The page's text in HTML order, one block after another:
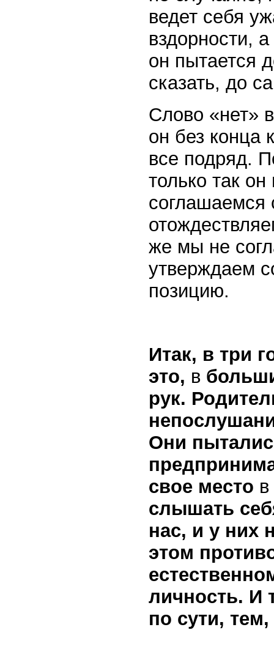
ведет себя
вздорности,
он пытается
сказать, до
Слово «нет»
он без конца
все подряд.
только так
соглашаемся
же мы не
утверждаем
позицию.
Итак, в три
это, в
рук.
Они
пред
свое место в
слышать
нас, и у них
этом
личность. И
по сути,